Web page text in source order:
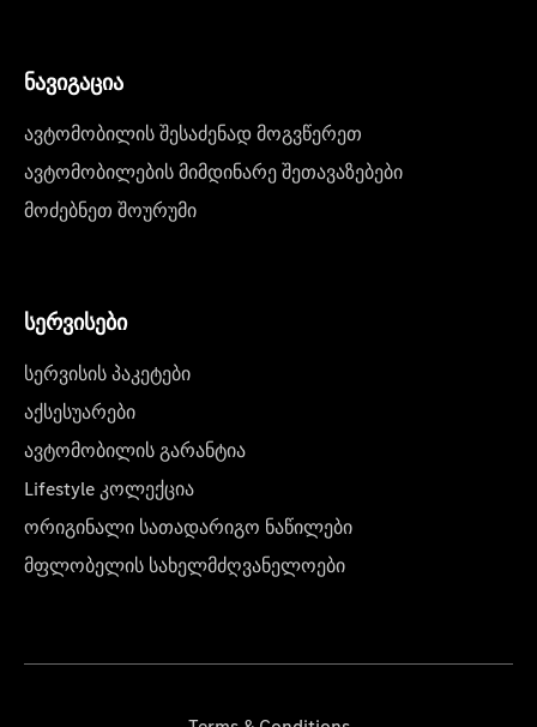
ნავიგაცია
ავტომობილის შესაძენად მოგვწერეთ
ავტომობილების მიმდინარე შეთავაზებები
მოძებნეთ შოურუმი
სერვისები
სერვისის პაკეტები
აქსესუარები
ავტომობილის გარანტია
Lifestyle კოლექცია
ორიგინალი სათადარიგო ნაწილები
მფლობელის სახელმძღვანელოები